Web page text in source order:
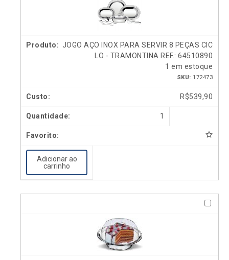
JOGO AÇO INOX PARA SERVIR 8 PEÇAS CIC
LO - TRAMONTINA REF.: 64510890
1 em estoque
SKU: 172473
R$539,90
1
Adicionar ao
carrinho